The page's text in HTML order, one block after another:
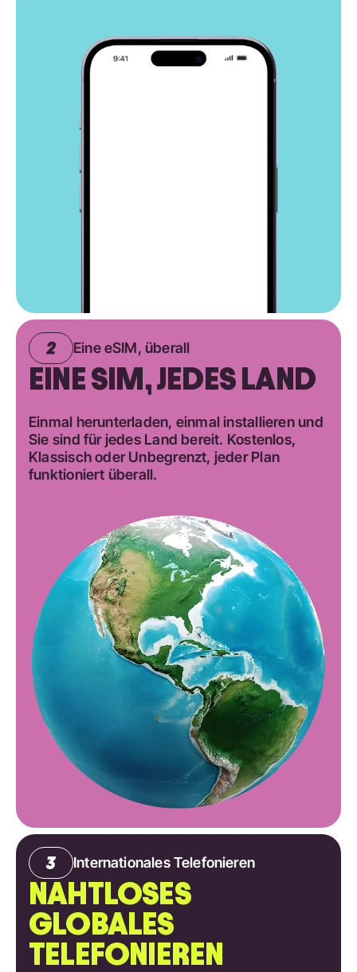
Eine eSIM, überall
EINE SIM, JEDES LAND
Einmal herunterladen, einmal installieren und
Sie sind für jedes Land bereit. Kostenlos,
Klassisch oder Unbegrenzt, jeder Plan
funktioniert überall.
Internationales Telefonieren
NAHTLOSES
GLOBALES
TELEFONIEREN